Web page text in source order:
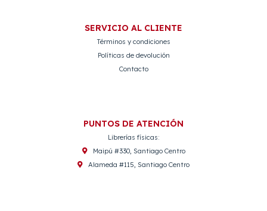
SERVICIO AL CLIENTE
Términos y condiciones
Políticas de devolución
Contacto
PUNTOS DE ATENCIÓN
Librerías físicas:
Maipú #330, Santiago Centro
Alameda #115, Santiago Centro